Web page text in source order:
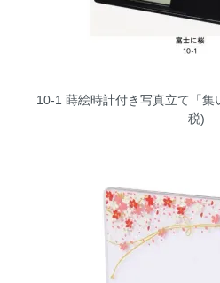
10-1 蒔絵時計付き写真立て「集
税)